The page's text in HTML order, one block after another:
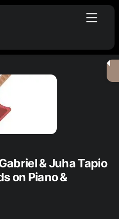
Menu
& Juha Tapio
on Piano &